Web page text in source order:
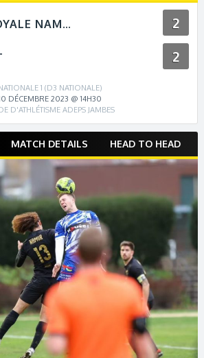
UNION ROYALE NAMUR 2
2
1 (D3 NATIONALE)
DÉCEMBRE 2023 @ 14H30
D'ATHLÉTISME ADEPS JAMBES
MATCH DETAILS HEAD TO HEAD